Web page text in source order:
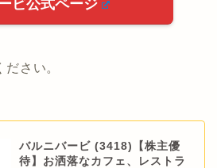
ビ公式ページ
さい。
バルニバービ (3418)【株主優
待】お洒落なカフェ、レストラ